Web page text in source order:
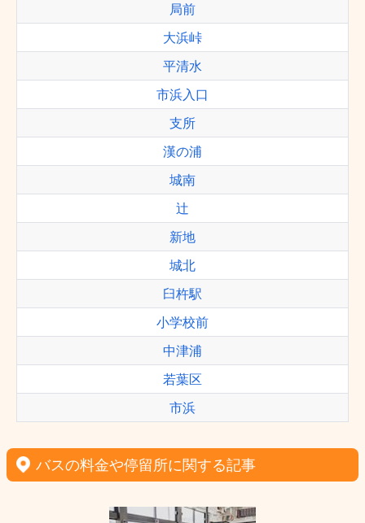
局前
大浜峠
平清水
市浜入口
支所
漢の浦
城南
辻
新地
城北
臼杵駅
小学校前
中津浦
若葉区
市浜
バスの料金や停留所に関する記事